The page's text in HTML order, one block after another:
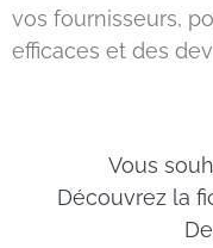
vos fournisseurs,
efficaces et des
Vous
Découvrez la